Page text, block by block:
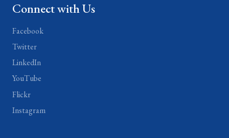
Connect with Us
Facebook
Twitter
LinkedIn
YouTube
Flickr
Instagram